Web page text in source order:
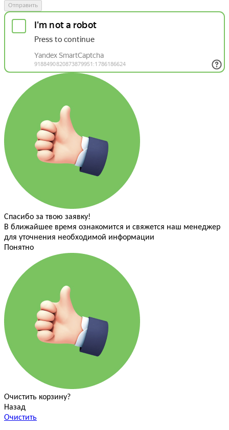
Отправить
Спасибо за твою заявку!
В ближайшее время ознакомится и свяжется наш менеджер
для уточнения необходимой информации
Понятно
Очистить корзину?
Назад
Очистить